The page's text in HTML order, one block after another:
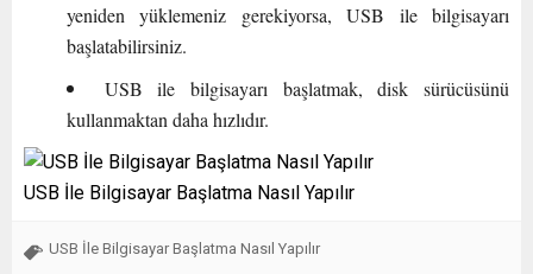
yeniden yüklemeniz gerekiyorsa, USB ile bilgisayarı
başlatabilirsiniz.
USB ile bilgisayarı başlatmak, disk sürücüsünü
kullanmaktan daha hızlıdır.
USB İle Bilgisayar Başlatma Nasıl Yapılır
USB İle Bilgisayar Başlatma Nasıl Yapılır